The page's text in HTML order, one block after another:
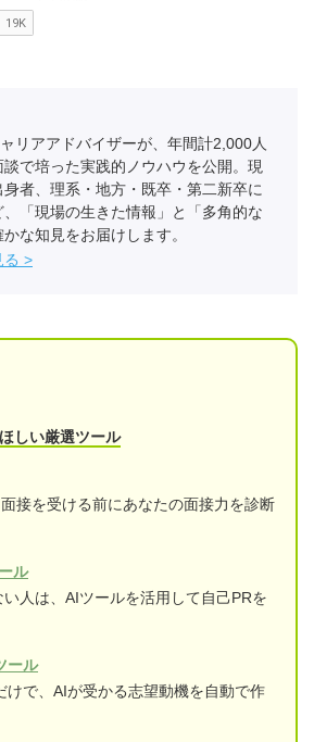
リアアドバイザーが、年間計2,000人
で培った実践的ノウハウを公開。現
者、理系・地方・既卒・第二新卒に
「現場の生きた情報」と「多角的な
な知見をお届けします。
しい厳選ツール
接を受ける前にあなたの面接力を診断
ル
人は、AIツールを活用して自己PRを
ール
けで、AIが受かる志望動機を自動で作